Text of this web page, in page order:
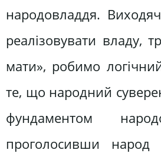
народовладдя.
реалізовувати владу,
мати», робимо
те, що народний
фундаментом
проголосивши народ